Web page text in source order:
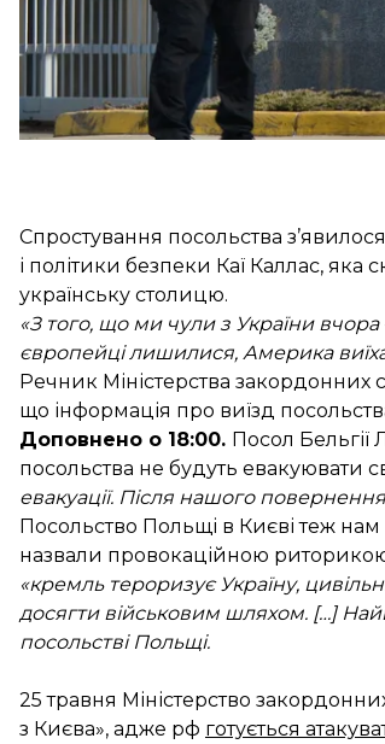
Спростування посольства
і політики безпеки Каї Каллас, яка
українську столицю.
«З того, що ми чули з України
європейці лишилися, Америка
Речник Міністерства закордонних
що інформація про виїзд
Доповнено о 18:00. Посол
посольства не будуть евакуювати
евакуації. Після нашого
Посольство Польщі в Києві теж
назвали провокаційною
«кремль тероризує Україну,
досягти військовим шляхом. […]
посольстві Польщі.
25 травня Міністерство
з Києва», адже рф готується